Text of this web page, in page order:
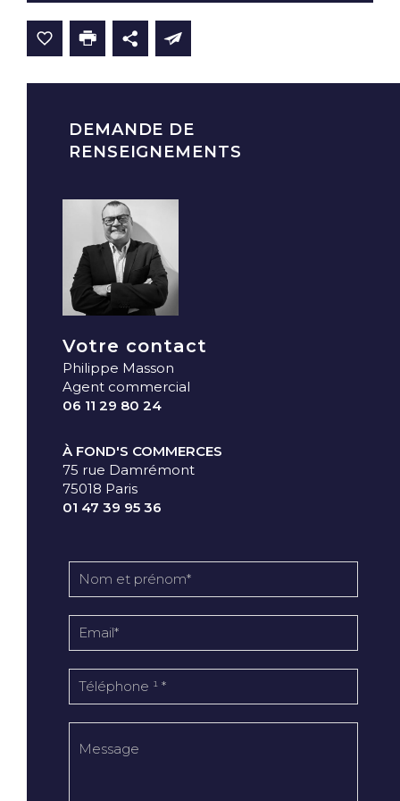
DEMANDE DE
RENSEIGNEMENTS
Votre contact
Philippe Masson
Agent commercial
06 11 29 80 24
À FOND'S COMMERCES
75 rue Damrémont
75018 Paris
01 47 39 95 36